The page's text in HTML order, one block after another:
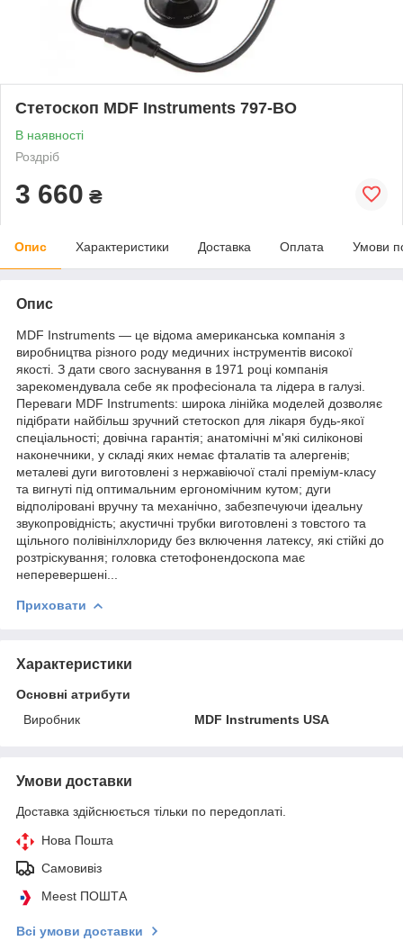
Стетоскоп MDF Instruments 797-ВО
В наявності
Роздріб
3 660 ₴
Опис Характеристики Доставка Оплата Умови
Опис
MDF Instruments — це відома американська компанія з
виробництва різного роду медичних інструментів високої
якості. З дати свого заснування в 1971 році компанія
зарекомендувала себе як професіонала та лідера в галузі.
Переваги MDF Instruments: широка лінійка моделей дозволяє
підібрати найбільш зручний стетоскоп для лікаря будь-якої
спеціальності; довічна гарантія; анатомічні м'які силіконові
наконечники, у складі яких немає фталатів та алергенів;
металеві дуги виготовлені з нержавіючої сталі преміум-класу
та вигнуті під оптимальним ергономічним кутом; дуги
відполіровані вручну та механічно, забезпечуючи ідеальну
звукопровідність; акустичні трубки виготовлені з товстого та
щільного полівінілхлориду без включення латексу, які стійкі до
розтріскування; головка стетофонендоскопа має
неперевершені...
Приховати
Характеристики
Основні атрибути
Виробник
MDF Instruments USA
Умови доставки
Доставка здійснюється тільки по передоплаті.
Нова Пошта
Самовивіз
Meest ПОШТА
Всі умови доставки